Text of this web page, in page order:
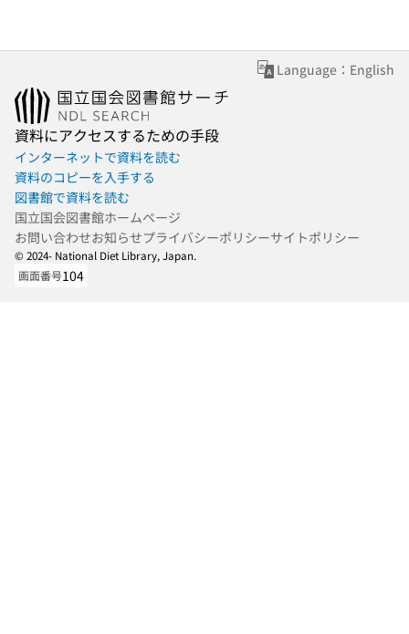
Language：English
資料にアクセスするための手段
インターネットで資料を読む
資料のコピーを入手する
図書館で資料を読む
国立国会図書館ホームページ
お問い合わせお知らせプライバシーポリシーサイトポリシー
© 2024- National Diet Library, Japan.
画面番号104